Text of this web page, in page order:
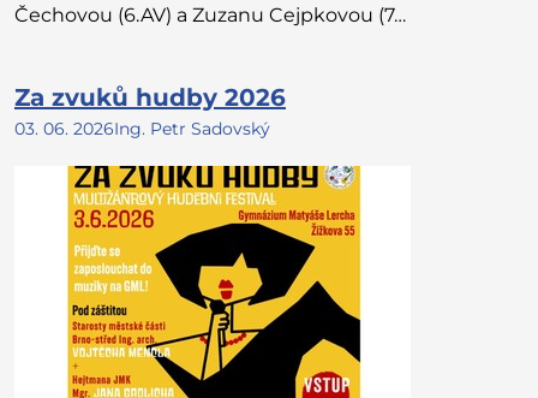
Čechovou (6.AV) a Zuzanu Cejpkovou (7…
Za zvuků hudby 2026
03. 06. 2026Ing. Petr Sadovský